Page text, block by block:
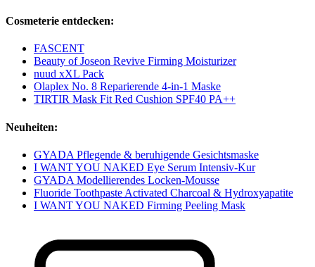
Cosmeterie entdecken:
FASCENT
Beauty of Joseon Revive Firming Moisturizer
nuud xXL Pack
Olaplex No. 8 Reparierende 4-in-1 Maske
TIRTIR Mask Fit Red Cushion SPF40 PA++
Neuheiten:
GYADA Pflegende & beruhigende Gesichtsmaske
I WANT YOU NAKED Eye Serum Intensiv-Kur
GYADA Modellierendes Locken-Mousse
Fluoride Toothpaste Activated Charcoal & Hydroxyapatite
I WANT YOU NAKED Firming Peeling Mask